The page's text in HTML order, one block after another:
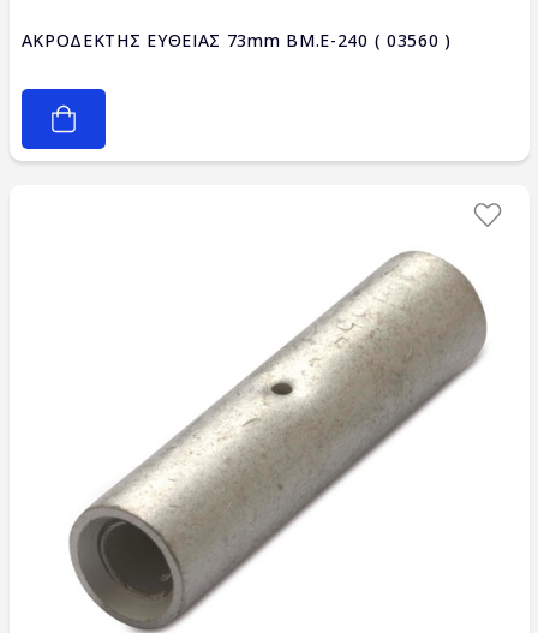
ΑΚΡΟΔΕΚΤΗΣ ΕΥΘΕΙΑΣ 73mm BM.E-240 ( 03560 )